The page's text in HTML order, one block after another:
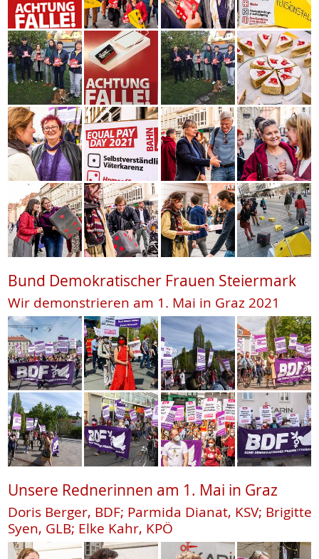
Bund Demokratischer Frauen Steiermark
Wir demonstrieren am 1. Mai in Graz 2021
Unsere Rednerinnen am 1. Mai in Graz
Doris Berger, BDF; Parmida Dianat, KSV; Brigitte
Syen, GLB; Elke Kahr, KPÖ